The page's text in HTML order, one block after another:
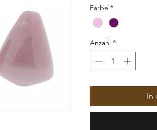
Farbe *
Anzahl *
In